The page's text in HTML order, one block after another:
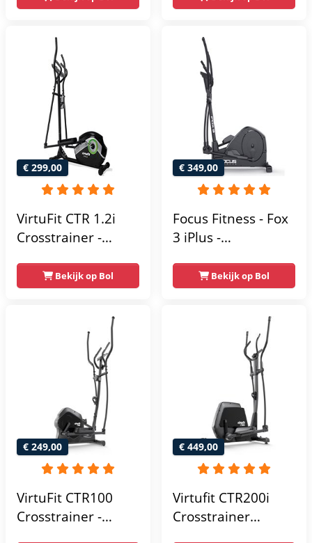
Weerstandsniveaus
weerstand met 16
scherm - Zwart
€ 299,00
VirtuFit CTR 1.2i
Crosstrainer -
Programma's -
Bluetooth -
Bekijk op Bol
€ 349,00
Focus Fitness - Fox
3 iPlus -
Hartslagsensoren -
24
Weerstandsniveaus
Bekijk op Bol
€ 249,00
VirtuFit CTR100
Crosstrainer -
€ 449,00
Virtufit CTR200i
Crosstrainer